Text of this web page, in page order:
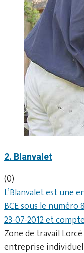
2. Blanvalet
(0)
L’Blanvalet est une
BCE sous le numéro
23-07-2012 et
Zone de travail Lorcé
entreprise